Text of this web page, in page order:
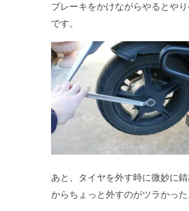
ブレーキをかけながらやるとや
です。
あと、タイヤを外す時に微妙に
からちょっと外すのがツラかった